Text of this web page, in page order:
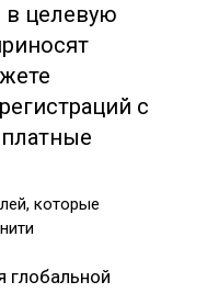
целевую
с
которые
глобальной